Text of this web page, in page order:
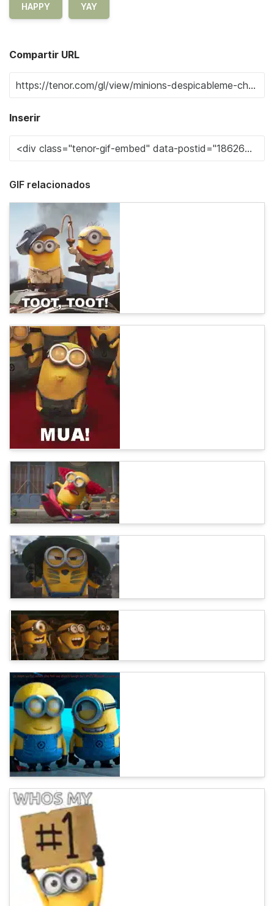
HAPPY YAY
Compartir URL
Inserir
GIF relacionados